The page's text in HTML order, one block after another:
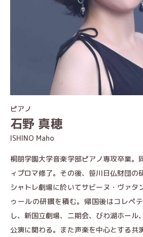
石野 真穂
ISHINO Maho
ピアノ
桐朋学園大学音楽学部ピアノ専攻卒業。
ィプロマ修了。その後、笹川日仏財団の
シャトレ劇場に於いてサビーヌ・ヴァタ
ゥールの研鑽を積む。帰国後はコレペ
し、新国立劇場、二期会、びわ湖ホール
公演に関わる。また声楽を中心とする共